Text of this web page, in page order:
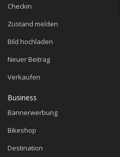
Checkin
Zustand melden
Bild hochladen
Neuer Beitrag
Verkaufen
Business
Bannerwerbung
Bikeshop
Destination